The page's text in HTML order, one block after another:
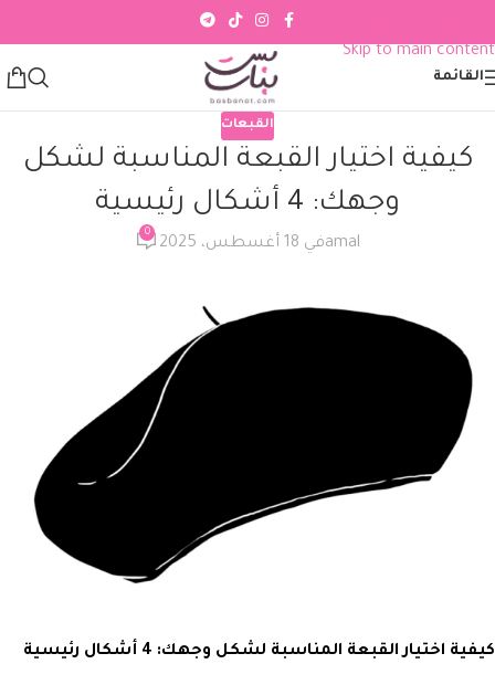
Skip to main content
القائمة
القبعات
كيفية اختيار القبعة المناسبة لشكل
وجهك: 4 أشكال رئيسية
amalفي 18 أغسطس، 2025
0
كيفية اختيار القبعة المناسبة لشكل وجهك: 4 أشكال رئيسية